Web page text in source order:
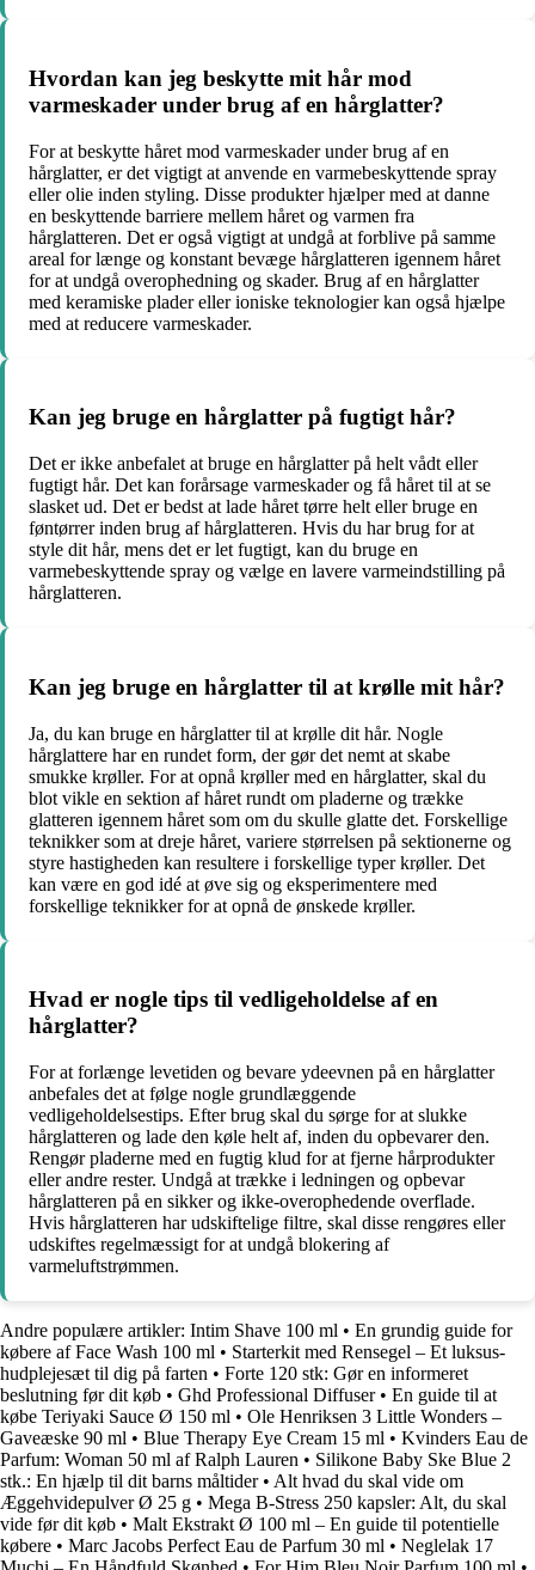
Hvordan kan jeg beskytte mit hår mod
varmeskader under brug af en hårglatter?
For at beskytte håret mod varmeskader under brug af en
hårglatter, er det vigtigt at anvende en varmebeskyttende spray
eller olie inden styling. Disse produkter hjælper med at danne
en beskyttende barriere mellem håret og varmen fra
hårglatteren. Det er også vigtigt at undgå at forblive på samme
areal for længe og konstant bevæge hårglatteren igennem håret
for at undgå overophedning og skader. Brug af en hårglatter
med keramiske plader eller ioniske teknologier kan også hjælpe
med at reducere varmeskader.
Kan jeg bruge en hårglatter på fugtigt hår?
Det er ikke anbefalet at bruge en hårglatter på helt vådt eller
fugtigt hår. Det kan forårsage varmeskader og få håret til at se
slasket ud. Det er bedst at lade håret tørre helt eller bruge en
føntørrer inden brug af hårglatteren. Hvis du har brug for at
style dit hår, mens det er let fugtigt, kan du bruge en
varmebeskyttende spray og vælge en lavere varmeindstilling på
hårglatteren.
Kan jeg bruge en hårglatter til at krølle mit hår?
Ja, du kan bruge en hårglatter til at krølle dit hår. Nogle
hårglattere har en rundet form, der gør det nemt at skabe
smukke krøller. For at opnå krøller med en hårglatter, skal du
blot vikle en sektion af håret rundt om pladerne og trække
glatteren igennem håret som om du skulle glatte det. Forskellige
teknikker som at dreje håret, variere størrelsen på sektionerne og
styre hastigheden kan resultere i forskellige typer krøller. Det
kan være en god idé at øve sig og eksperimentere med
forskellige teknikker for at opnå de ønskede krøller.
Hvad er nogle tips til vedligeholdelse af en
hårglatter?
For at forlænge levetiden og bevare ydeevnen på en hårglatter
anbefales det at følge nogle grundlæggende
vedligeholdelsestips. Efter brug skal du sørge for at slukke
hårglatteren og lade den køle helt af, inden du opbevarer den.
Rengør pladerne med en fugtig klud for at fjerne hårprodukter
eller andre rester. Undgå at trække i ledningen og opbevar
hårglatteren på en sikker og ikke-overophedende overflade.
Hvis hårglatteren har udskiftelige filtre, skal disse rengøres eller
udskiftes regelmæssigt for at undgå blokering af
varmeluftstrømmen.
Andre populære artikler: Intim Shave 100 ml • En grundig guide for
købere af Face Wash 100 ml • Starterkit med Rensegel – Et luksus-
hudplejesæt til dig på farten • Forte 120 stk: Gør en informeret
beslutning før dit køb • Ghd Professional Diffuser• En guide til at
købe Teriyaki Sauce Ø 150 ml • Ole Henriksen 3 Little Wonders –
Gaveæske 90 ml • Blue Therapy Eye Cream 15 ml • Kvinders Eau de
Parfum: Woman 50 ml af Ralph Lauren • Silikone Baby Ske Blue 2
stk.: En hjælp til dit barns måltider• Alt hvad du skal vide om
Æggehvidepulver Ø 25 g • Mega B-Stress 250 kapsler: Alt, du skal
vide før dit køb • Malt Ekstrakt Ø 100 ml – En guide til potentielle
købere • Marc Jacobs Perfect Eau de Parfum 30 ml • Neglelak 17